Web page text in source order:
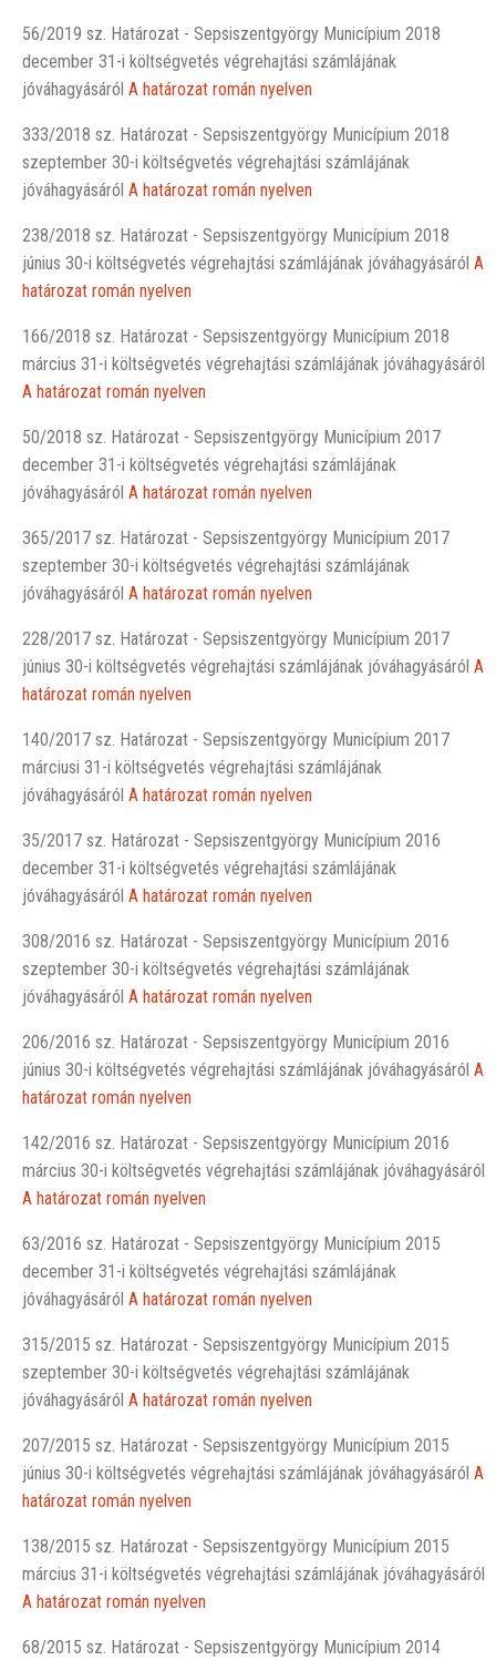
56/2019 sz. Határozat - Sepsiszentgyörgy Municípium 2018
december 31-i költségvetés végrehajtási számlájának
jóváhagyásáról A határozat román nyelven
333/2018 sz. Határozat - Sepsiszentgyörgy Municípium 2018
szeptember 30-i költségvetés végrehajtási számlájának
jóváhagyásáról A határozat román nyelven
238/2018 sz. Határozat - Sepsiszentgyörgy Municípium 2018
június 30-i költségvetés végrehajtási számlájának jóváhagyásáról A
határozat román nyelven
166/2018 sz. Határozat - Sepsiszentgyörgy Municípium 2018
március 31-i költségvetés végrehajtási számlájának jóváhagyásáról
A határozat román nyelven
50/2018 sz. Határozat - Sepsiszentgyörgy Municípium 2017
december 31-i költségvetés végrehajtási számlájának
jóváhagyásáról A határozat román nyelven
365/2017 sz. Határozat - Sepsiszentgyörgy Municípium 2017
szeptember 30-i költségvetés végrehajtási számlájának
jóváhagyásáról A határozat román nyelven
228/2017 sz. Határozat - Sepsiszentgyörgy Municípium 2017
június 30-i költségvetés végrehajtási számlájának jóváhagyásáról A
határozat román nyelven
140/2017 sz. Határozat - Sepsiszentgyörgy Municípium 2017
márciusi 31-i költségvetés végrehajtási számlájának
jóváhagyásáról A határozat román nyelven
35/2017 sz. Határozat - Sepsiszentgyörgy Municípium 2016
december 31-i költségvetés végrehajtási számlájának
jóváhagyásáról A határozat román nyelven
308/2016 sz. Határozat - Sepsiszentgyörgy Municípium 2016
szeptember 30-i költségvetés végrehajtási számlájának
jóváhagyásáról A határozat román nyelven
206/2016 sz. Határozat - Sepsiszentgyörgy Municípium 2016
június 30-i költségvetés végrehajtási számlájának jóváhagyásáról A
határozat román nyelven
142/2016 sz. Határozat - Sepsiszentgyörgy Municípium 2016
március 30-i költségvetés végrehajtási számlájának jóváhagyásáról
A határozat román nyelven
63/2016 sz. Határozat - Sepsiszentgyörgy Municípium 2015
december 31-i költségvetés végrehajtási számlájának
jóváhagyásáról A határozat román nyelven
315/2015 sz. Határozat - Sepsiszentgyörgy Municípium 2015
szeptember 30-i költségvetés végrehajtási számlájának
jóváhagyásáról A határozat román nyelven
207/2015 sz. Határozat - Sepsiszentgyörgy Municípium 2015
június 30-i költségvetés végrehajtási számlájának jóváhagyásáról A
határozat román nyelven
138/2015 sz. Határozat - Sepsiszentgyörgy Municípium 2015
március 31-i költségvetés végrehajtási számlájának jóváhagyásáról
A határozat román nyelven
68/2015 sz. Határozat - Sepsiszentgyörgy Municípium 2014